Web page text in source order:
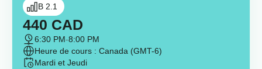
B 2.1
440 CAD
6:30 PM-8:00 PM
Heure de cours : Canada (GMT-6)
Mardi et Jeudi